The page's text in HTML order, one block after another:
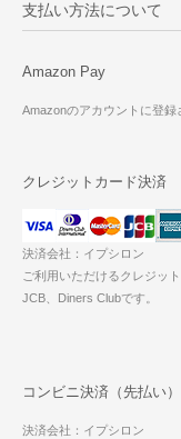
支払い方法について
Amazon Pay
Amazonのアカウントに登
クレジットカード決済
決済会社：イプシロン
ご利用いただけるクレジッ
JCB、Diners Clubです。
コンビニ決済（先払い）
決済会社：イプシロン